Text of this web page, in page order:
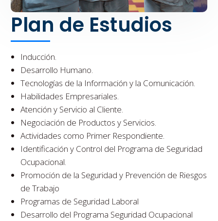
Plan de Estudios
Inducción.
Desarrollo Humano.
Tecnologías de la Información y la Comunicación.
Habilidades Empresariales.
Atención y Servicio al Cliente.
Negociación de Productos y Servicios.
Actividades como Primer Respondiente.
Identificación y Control del Programa de Seguridad
Ocupacional.
Promoción de la Seguridad y Prevención de Riesgos
de Trabajo
Programas de Seguridad Laboral
Desarrollo del Programa Seguridad Ocupacional